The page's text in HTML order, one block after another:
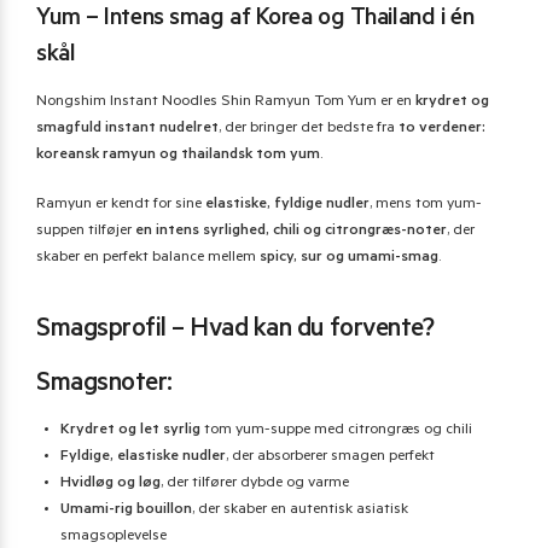
Yum – Intens smag af Korea og Thailand i én
skål
Nongshim Instant Noodles Shin Ramyun Tom Yum er en krydret og
smagfuld instant nudelret, der bringer det bedste fra to verdener:
koreansk ramyun og thailandsk tom yum.
Ramyun er kendt for sine elastiske, fyldige nudler, mens tom yum-
suppen tilføjer en intens syrlighed, chili og citrongræs-noter, der
skaber en perfekt balance mellem spicy, sur og umami-smag.
Smagsprofil – Hvad kan du forvente?
Smagsnoter:
Krydret og let syrlig tom yum-suppe med citrongræs og chili
Fyldige, elastiske nudler, der absorberer smagen perfekt
Hvidløg og løg, der tilfører dybde og varme
Umami-rig bouillon, der skaber en autentisk asiatisk
smagsoplevelse